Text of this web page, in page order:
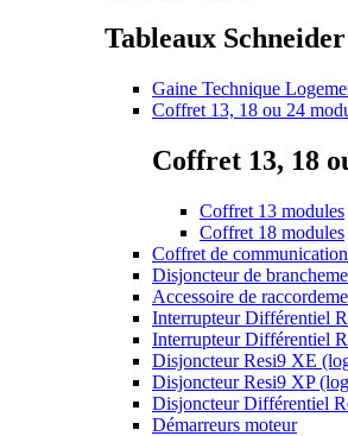
Tableaux Schneider
Gaine Technique
Coffret 13, 18 ou 24
Coffret 13, 18
Coffret 13 modules
Coffret 18 modules
Coffret de communication
Disjoncteur de
Accessoire de
Interrupteur Différentiel
Interrupteur Différentiel
Disjoncteur Resi9 XE
Disjoncteur Resi9 XP
Disjoncteur Différentiel
Démarreurs moteur